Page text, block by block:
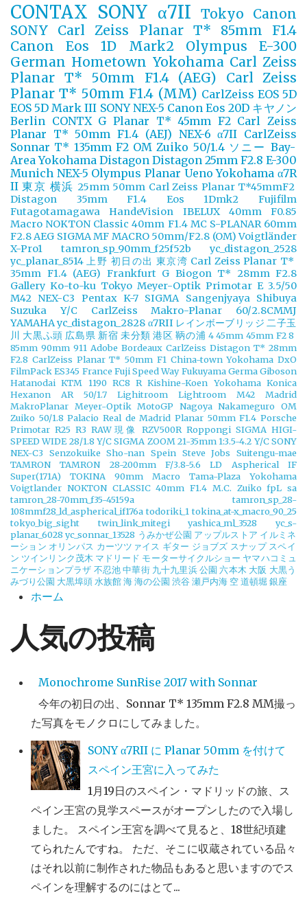
CONTAX SONY α7II Tokyo
Canon
SONY
Carl Zeiss Planar T* 85mm F1.4
Canon Eos 1D Mark2
Olympus E-300
German Hometown Yokohama Carl Zeiss
Planar T* 50mm F1.4 (AEG)
Carl Zeiss
Planar T* 50mm F1.4 (MM) CarlZeiss EOS 5D
EOS 5D Mark III SONY NEX-5 Canon Eos 20D キヤノン
Berlin CONTX G Planar T* 45mm F2 Carl Zeiss
Planar T* 50mm F1.4 (AEJ) NEX-6 α7II CarlZeiss
Sonnar T* 135mm F2 OM Zuiko 50/1.4 ソニー Bay-
Area Yokohama Distagon Distagon 25mm F2.8 E-300
Munich NEX-5 Olympus Planar Ueno Yokohama α7R
II 東京 横浜 25mm 50mm Carl Zeiss Planar T*45mmF2
Distagon 35mm F1.4
Eos 1Dmk2
Fujifilm
Futagotamagawa
HandeVision
IBELUX 40mm F0.85
Macro NOKTON Classic 40mm F1.4 MC S-PLANAR 60mm
F2.8 AEG SIGMA MF MACRO 50mm/F2.8 (OM) Voigtländer
X-Pro1
tamron_sp_90mm_f25f52b
yc_distagon_2528
yc_planar_8514 上野 初日の出 東京湾 Carl Zeiss Planar T*
35mm F1.4 (AEG) Frankfurt G Biogon T* 28mm F2.8
Gallery Ko-to-ku Tokyo Meyer-Optik Primotar E 3.5/50
M42 NEX-C3 Pentax K-7 SIGMA Sangenjyaya
Shibuya
Suzuka
Y/C CarlZeiss Makro-Planar 60/2.8CMMJ
YAMAHAyc_distagon_2828 α7RII レインボーブリッジ 二子玉
川 大黒ふ頭 広島県 新宿 未分類 港区 鞆の浦 4 45mm 45mm F2 8
85mm 90mm 911 Adobe Bordeaux CarlZeiss Distagon T* 28mm
F2.8 CarlZeiss Planar T* 50mm F1 China-town Yokohama DxO
FilmPack ES345 France Fuji Speed Way Fukuyama Germa Giboson
Hatanodai KTM 1190 RC8 R Kishine-Koen Yokohama Konica
Hexanon AR 50/1.7
Lighitroom Lightroom M42
Madrid
MakroPlanar Meyer-Optik MotoGP Nagoya Nakameguro OM
Zuiko 50/1.8 Palacio Real de Madrid Planar 50mm F1.4 Porsche
Primotar R25 R3 RAW現像 RZV500R Roppongi SIGMA HIGI-
SPEED WIDE 28/1.8 Y/C SIGMA ZOOM 21-35mm 1:3.5-4.2 Y/C SONY
NEX-C3
Senzokuike Sho-nan Spein Steve Jobs
Suitengu-mae
TAMRON
TAMRON 28-200mm F/3.8-5.6 LD Aspherical IF
Super(171A)
TOKINA 90mm Macro
Tama-Plaza Yokohama
Voigtlander NOKTON CLASSIC 40mm F1.4 M.C.
Zuiko fpL sa
tamron_28-70mm_f35-45159a
tamron_sp_28-
108mmf28_ld_aspherical_if176a todoriki_1 tokina_at-x_macro_90_25
tokyo_big_sight
twin_link_mitegi yashica_ml_3528
yc_s-
planar_6028 yc_sonnar_13528 うみかぜ公園 アップルストア イルミネ
ーション オリンパス カーツツァイス ギター ジョブズ スナップ スペイ
ン ツインリンク茂木 マドリード モーターサイクルショー ヤマハコミュ
ニケーションプラザ 不忍池 中華街 九十九里浜公園 六本木 大阪 大黒う
みづり公園 大黒埠頭 水族館海海の公園 渋谷瀬戸内海 空道頓堀 銀座
ホーム
人気の投稿
Monochrome SunRise 2017 with Sonnar
今年の初日の出、Sonnar T* 135mm F2.8 MM撮っ
た写真をモノクロにしてみました。
SONY α7RII に Planar 50mm を付けて
スペイン王宮に入ってみた
1月19日のスペイン・マドリッドの旅、ス
ペイン王宮の見学スペースがオープンしたので入場し
ました。 スペイン王宮を調べて見ると、18世紀頃建
てられたんですね。 ただ、そこに収蔵されている品々
はそれ以前に制作された物品もあると思いますのでス
ペインを理解するのにはとて...